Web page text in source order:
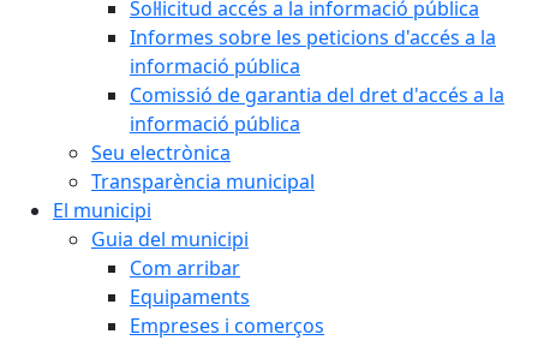
Sol·licitud accés a la informació pública
Informes sobre les peticions d'accés a la
informació pública
Comissió de garantia del dret d'accés a la
informació pública
Seu electrònica
Transparència municipal
El municipi
Guia del municipi
Com arribar
Equipaments
Empreses i comerços